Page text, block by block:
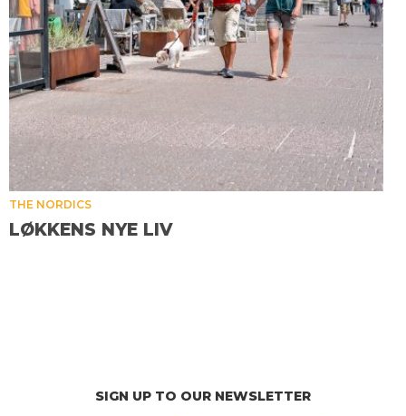
THE NORDICS
LØKKENS NYE LIV
SIGN UP TO OUR NEWSLETTER